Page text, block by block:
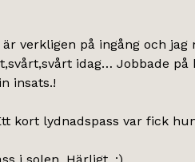
verkligen på ingång och
idag… Jobbade
insats.!
kort lydnadspass var fick